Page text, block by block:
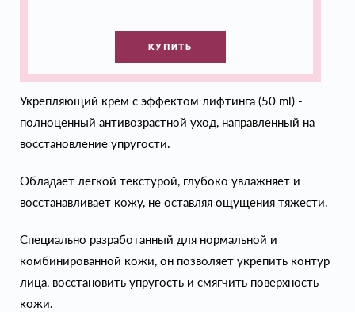
КУПИТЬ
Укрепляющий крем с эффектом лифтинга (50 ml) -
полноценный антивозрастной уход, направленный на
восстановление упругости.
Обладает легкой текстурой, глубоко увлажняет и
восстанавливает кожу, не оставляя ощущения тяжести.
Специально разработанный для нормальной и
комбинированной кожи, он позволяет укрепить контур
лица, восстановить упругость и смягчить поверхность
кожи.